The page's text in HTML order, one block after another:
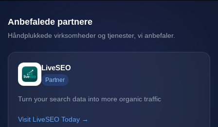
Anbefalede partnere
Håndplukkede virksomheder og tjenester, vi anbefaler.
LiveSEO
Partner
Turn your search data into more organic traffic
Visit LiveSEO Today →